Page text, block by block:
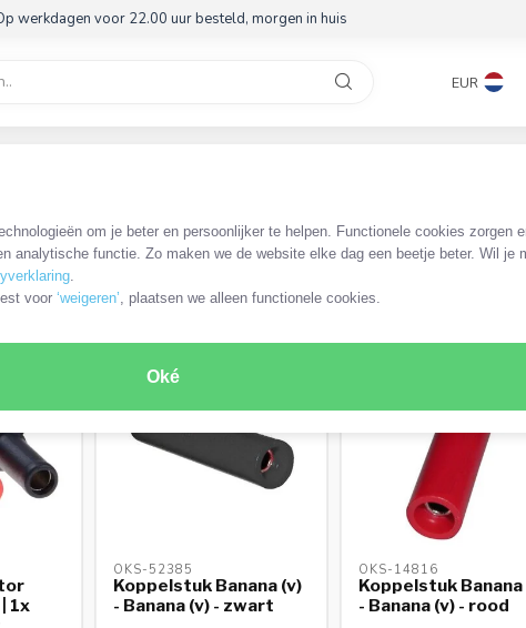
om je beter en persoonlijker te helpen. Functionele cookies zorgen
analytische functie. Zo maken we de website elke dag een beetje beter. Wil je
.
voor ‘weigeren’, plaatsen we alleen functionele cookies.
Oké
werkdagen voor 22.00 uur besteld, morgen in huis
EUR
1x
OKS-52385
Koppelstuk Banana (v)
- Banana (v) - zwart
OKS-14816
Koppelstuk Banana
- Banana (v) - rood